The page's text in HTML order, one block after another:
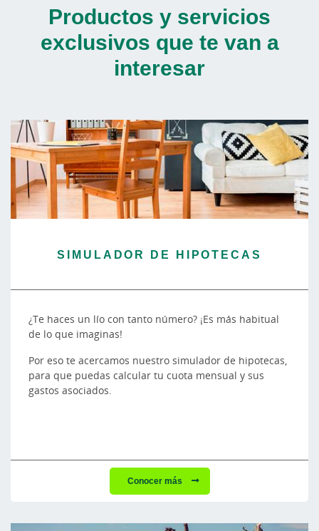
Productos y servicios
exclusivos que te van a
interesar
SIMULADOR DE HIPOTECAS
¿Te haces un lío con tanto número? ¡Es más habitual
de lo que imaginas!
Por eso te acercamos nuestro simulador de hipotecas,
para que puedas calcular tu cuota mensual y sus
gastos asociados.
Conocer más